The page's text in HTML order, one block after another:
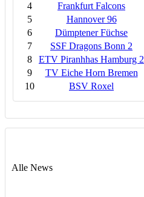
4
Frankfurt Falcons
5
Hannover 96
6
Dümptener Füchse
7
SSF Dragons Bonn 2
8
ETV Piranhhas Hamburg 2
9
TV Eiche Horn Bremen
10
BSV Roxel
Alle News